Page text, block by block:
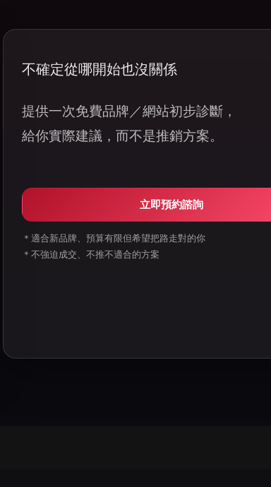
不確定從哪開始也沒關係
提供一次免費品牌／網站初步診斷，
給你實際建議，而不是推銷方案。
立即預約諮詢
＊適合新品牌、預算有限但希望把路走對的你
＊不強迫成交、不推不適合的方案